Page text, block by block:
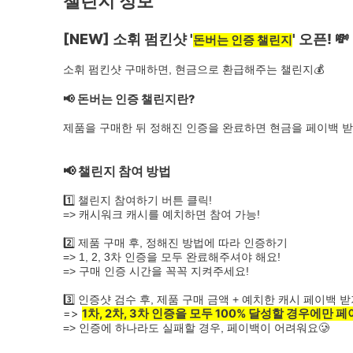
[NEW] 소휘 펌킨샷 '돈버는 인증 챌린지' 오픈! 💸
소휘 펌킨샷 구매하면, 현금으로 환급해주는 챌린지💰
📢 돈버는 인증 챌린지란?
제품을 구매한 뒤 정해진 인증을 완료하면 현금을 페이백
📢챌린지 참여 방법
1️⃣ 챌린지 참여하기 버튼 클릭!
=> 캐시워크 캐시를 예치하면 참여 가능!
2️⃣ 제품 구매 후, 정해진 방법에 따라 인증하기
=> 1, 2, 3차 인증을 모두 완료해주셔야 해요!
=> 구매 인증 시간을 꼭꼭 지켜주세요!
3️⃣ 인증샷 검수 후, 제품 구매 금액 + 예치한 캐시 페이백 받
=> 1차, 2차, 3차 인증을 모두 100% 달성할 경우에만 페
=> 인증에 하나라도 실패할 경우, 페이백이 어려워요🥲